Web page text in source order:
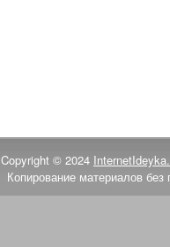
Copyright © 2024
Копирование материалов